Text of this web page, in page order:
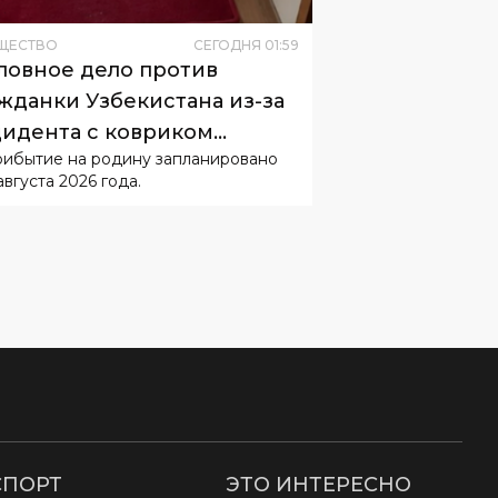
дело против
Узбекистана из-за
с ковриком
не будут
на родину запланировано
2026 года.
ЭТО ИНТЕРЕСНО